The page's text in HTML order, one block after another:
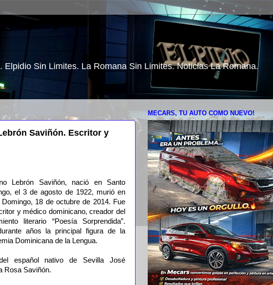
Elpidio Sin Limites. La Romana Sin Limites. Noticias La Romana.
Saviñón. Escritor y
Lebrón Saviñón, nació en Santo
el 3 de agosto de 1922, murió en
Domingo, 18 de octubre de 2014. Fue
y médico dominicano, creador del
literario “Poesía Sorprendida”.
años la principal figura de la
Dominicana de la Lengua.
español nativo de Sevilla José
Rosa Saviñón.
MECARS, TU AUTO COMO NUEVO!